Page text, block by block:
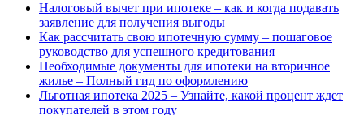
Налоговый вычет при ипотеке – как и когда подавать
заявление для получения выгоды
Как рассчитать свою ипотечную сумму – пошаговое
руководство для успешного кредитования
Необходимые документы для ипотеки на вторичное
жилье – Полный гид по оформлению
Льготная ипотека 2025 – Узнайте, какой процент ждет
покупателей в этом году